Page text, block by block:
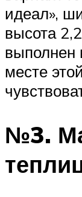
идеал»,
высота
выполнен
месте
№3.